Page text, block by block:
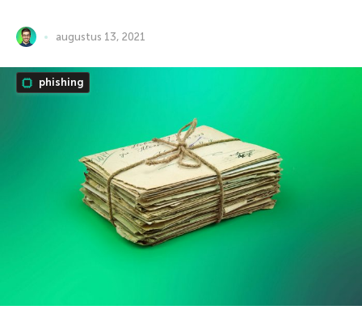
augustus 13, 2021
phishing